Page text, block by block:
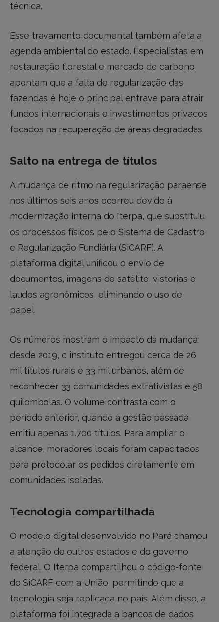
técnica.
Esse travamento documental também afeta a
agenda ambiental do estado. Especialistas em
restauração florestal e mercado de carbono
apontam que a falta de regularização das
fazendas é hoje o principal entrave para atrair
fundos internacionais e investimentos privados
focados na recuperação de áreas degradadas.
Salto na entrega de títulos
A mudança de ritmo na regularização paraense
nos últimos seis anos ocorreu devido à
modernização interna do Iterpa, que substituiu
os processos físicos pelo Sistema de Cadastro
e Regularização Fundiária (SiCARF). A
plataforma digital unificou o envio de
documentos, imagens de satélite, vistorias e
laudos agronômicos, eliminando o uso de
papel.
Os números mostram o impacto da mudança:
desde 2019, o instituto entregou cerca de 26
mil títulos rurais e 33 mil urbanos, além de
reconhecer 33 comunidades extrativistas e 58
quilombolas. O volume contrasta com o
período anterior, quando a gestão passada
emitiu apenas 1.700 títulos. Para ampliar o
alcance, moradores locais foram capacitados
para protocolar os pedidos diretamente em
comunidades isoladas.
Tecnologia compartilhada
O modelo digital desenvolvido no Pará chamou
a atenção de outros estados e do governo
federal. O Iterpa compartilhou o código-fonte
do SiCARF com a União, permitindo que a
tecnologia seja replicada no país. Além disso, a
plataforma foi integrada a bancos de dados